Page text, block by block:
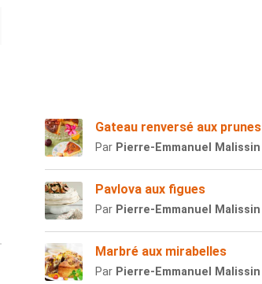
Gateau renversé aux prunes
Par Pierre-Emmanuel Malissin
Pavlova aux figues
Par Pierre-Emmanuel Malissin
Marbré aux mirabelles
Par Pierre-Emmanuel Malissin